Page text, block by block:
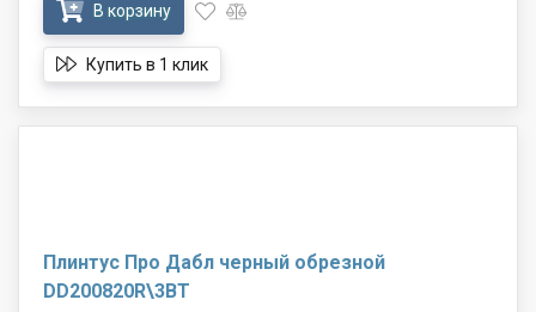
В корзину
Купить в 1 клик
Плинтус Про Дабл черный обрезной
DD200820R\3BT